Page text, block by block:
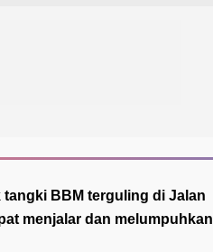
BBM terguling di Jalan
menjalar dan melumpuhkan